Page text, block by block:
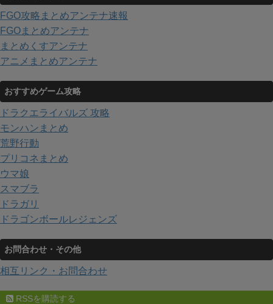
FGO攻略まとめアンテナ速報
FGOまとめアンテナ
まとめくすアンテナ
アニメまとめアンテナ
おすすめゲーム攻略
ドラクエライバルズ 攻略
モンハンまとめ
荒野行動
プリコネまとめ
ウマ娘
スマブラ
ドラガリ
ドラゴンボールレジェンズ
お問合わせ・その他
相互リンク・お問合わせ
RSSを購読する